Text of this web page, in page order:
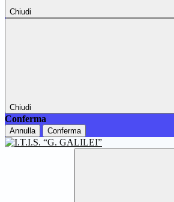
Chiudi
Chiudi
Conferma
Annulla Conferma